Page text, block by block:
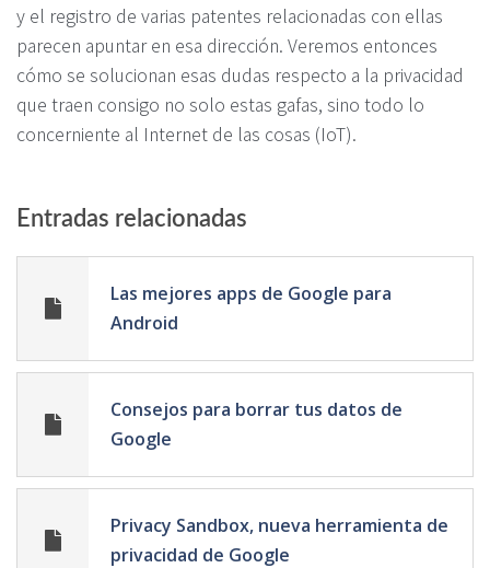
y el registro de varias patentes relacionadas con ellas
parecen apuntar en esa dirección. Veremos entonces
cómo se solucionan esas dudas respecto a la privacidad
que traen consigo no solo estas gafas, sino todo lo
concerniente al Internet de las cosas (IoT).
Entradas relacionadas
Las mejores apps de Google para
Android
Consejos para borrar tus datos de
Google
Privacy Sandbox, nueva herramienta de
privacidad de Google